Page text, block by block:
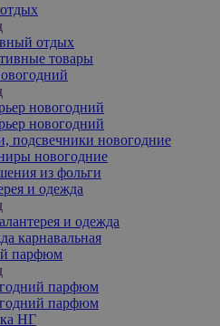
отдых
товары
новогодний
новогодний
подсвечники новогодние
новогодние
из фольги
и одежда
и одежда
карнавальная
парфюм
парфюм
парфюм
НГ